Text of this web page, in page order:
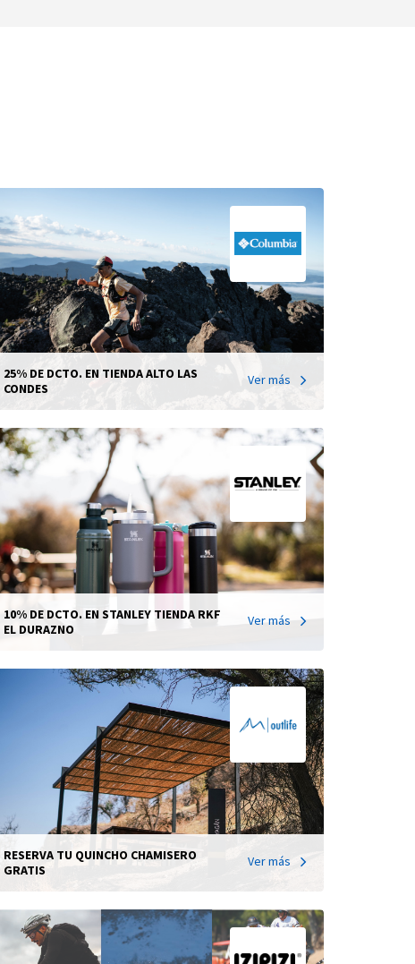
25% DE DCTO. EN TIENDA ALTO LAS
CONDES
Ver más
10% DE DCTO. EN STANLEY TIENDA RKF
EL DURAZNO
Ver más
RESERVA TU QUINCHO CHAMISERO
GRATIS
Ver más